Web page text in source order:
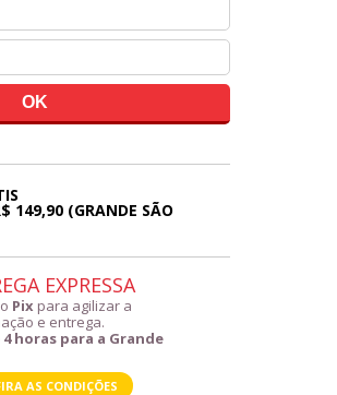
149,90 (GRANDE SÃO
EXPRESSA
Pix para agilizar a
e entrega.
4 horas para a Grande
AS CONDIÇÕES